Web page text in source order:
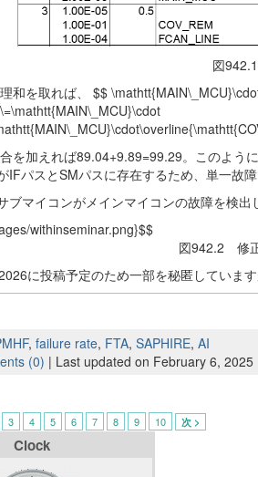
図
和を取れば、 $$
を加えれば89.04+9.89=99.29。このよう
IFパスとSMパスに存在するため、単一故
ブマイコンがメインマイコンの故障を検
withinseminar.png}$$
図942.2 修
に投稿予定のため一部を秘匿していま
, failure rate, FTA, SAPHIRE, AI
(0) | Last updated on February 6, 2025
3 4 5 6 7 8 9 10 次 >
Clock